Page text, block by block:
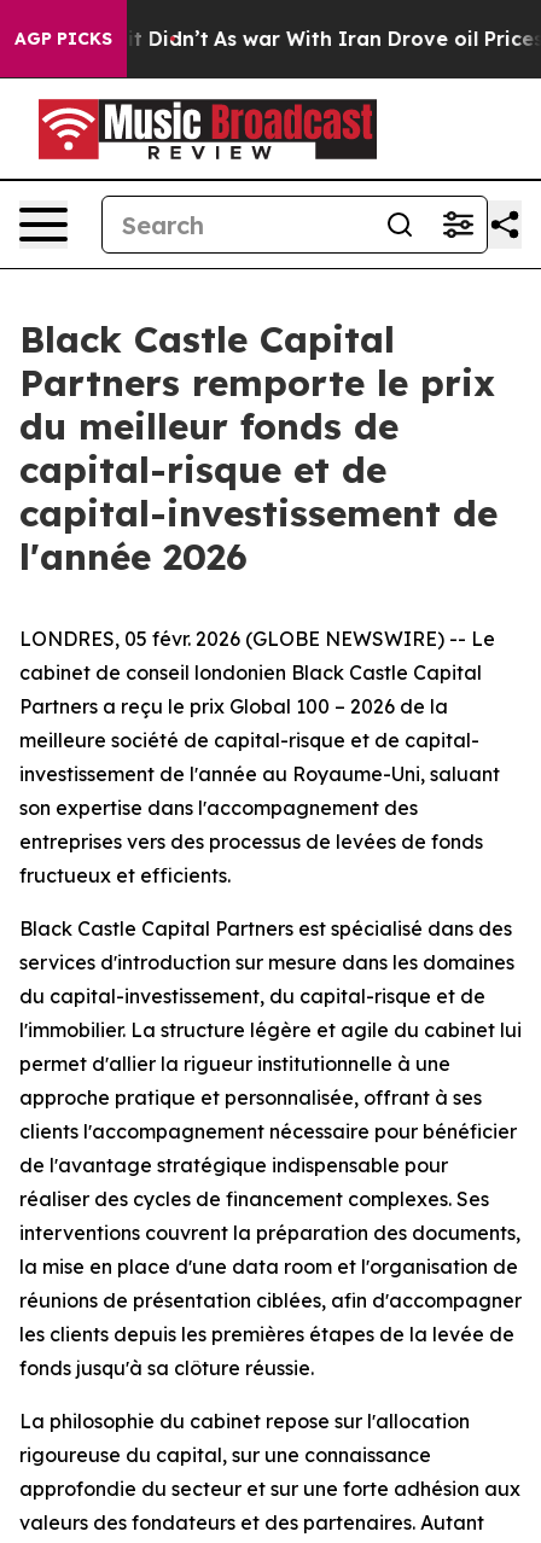
AGP PICKS
Well, it Didn’t As war With Iran Drove oil Prices
Black Castle Capital
Partners remporte le prix
du meilleur fonds de
capital-risque et de
capital-investissement de
lʼannée 2026
LONDRES, 05 févr. 2026 (GLOBE NEWSWIRE) -- Le
cabinet de conseil londonien Black Castle Capital
Partners a reçu le prix Global 100 – 2026 de la
meilleure société de capital-risque et de capital-
investissement de lʼannée au Royaume-Uni, saluant
son expertise dans lʼaccompagnement des
entreprises vers des processus de levées de fonds
fructueux et efficients.
Black Castle Capital Partners est spécialisé dans des
services dʼintroduction sur mesure dans les domaines
du capital-investissement, du capital-risque et de
lʼimmobilier. La structure légère et agile du cabinet lui
permet dʼallier la rigueur institutionnelle à une
approche pratique et personnalisée, offrant à ses
clients lʼaccompagnement nécessaire pour bénéficier
de lʼavantage stratégique indispensable pour
réaliser des cycles de financement complexes. Ses
interventions couvrent la préparation des documents,
la mise en place dʼune data room et lʼorganisation de
réunions de présentation ciblées, afin dʼaccompagner
les clients depuis les premières étapes de la levée de
fonds jusquʼà sa clôture réussie.
La philosophie du cabinet repose sur lʼallocation
rigoureuse du capital, sur une connaissance
approfondie du secteur et sur une forte adhésion aux
valeurs des fondateurs et des partenaires. Autant